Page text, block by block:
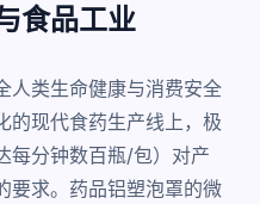
食品工业
人类生命健康与消费安全
的现代食药生产线上，极
每分钟数百瓶/包）对产
要求。药品铝塑泡罩的微